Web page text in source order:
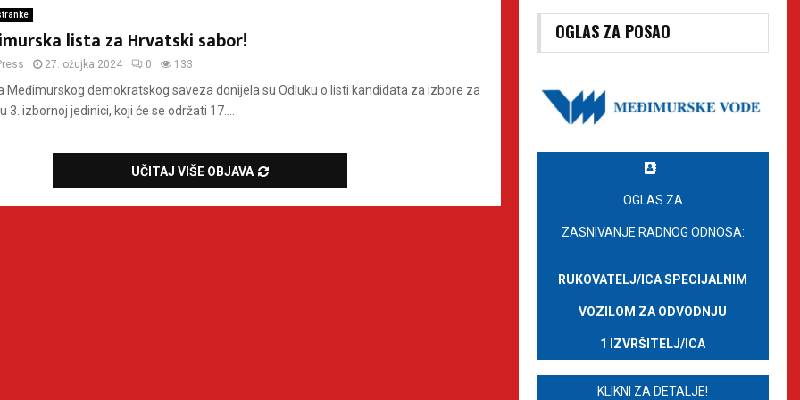
lista za Hrvatski sabor!
27. ožujka 2024 0 133
Međimurskog demokratskog saveza donijela su Odluku o listi kandidata za izbore za
3. izbornoj jedinici, koji će se održati 17....
UČITAJ VIŠE OBJAVA
OGLAS ZA POSAO
OGLAS ZA
ZASNIVANJE RADNOG ODNOSA:
RUKOVATELJ/ICA SPECIJALNIM
VOZILOM ZA ODVODNJU
1 IZVRŠITELJ/ICA
KLIKNI ZA DETALJE!